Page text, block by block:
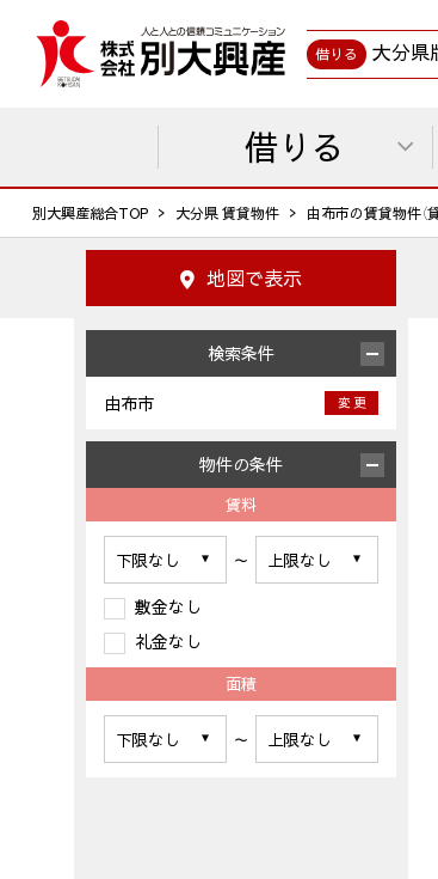
借りる 大分県
借りる
別大興産総合TOP 大分県 賃貸物件 由布市の賃貸物件（
地図で表示
検索条件
由布市 変 更
物件の条件
賃料
～
敷金なし
礼金なし
面積
～